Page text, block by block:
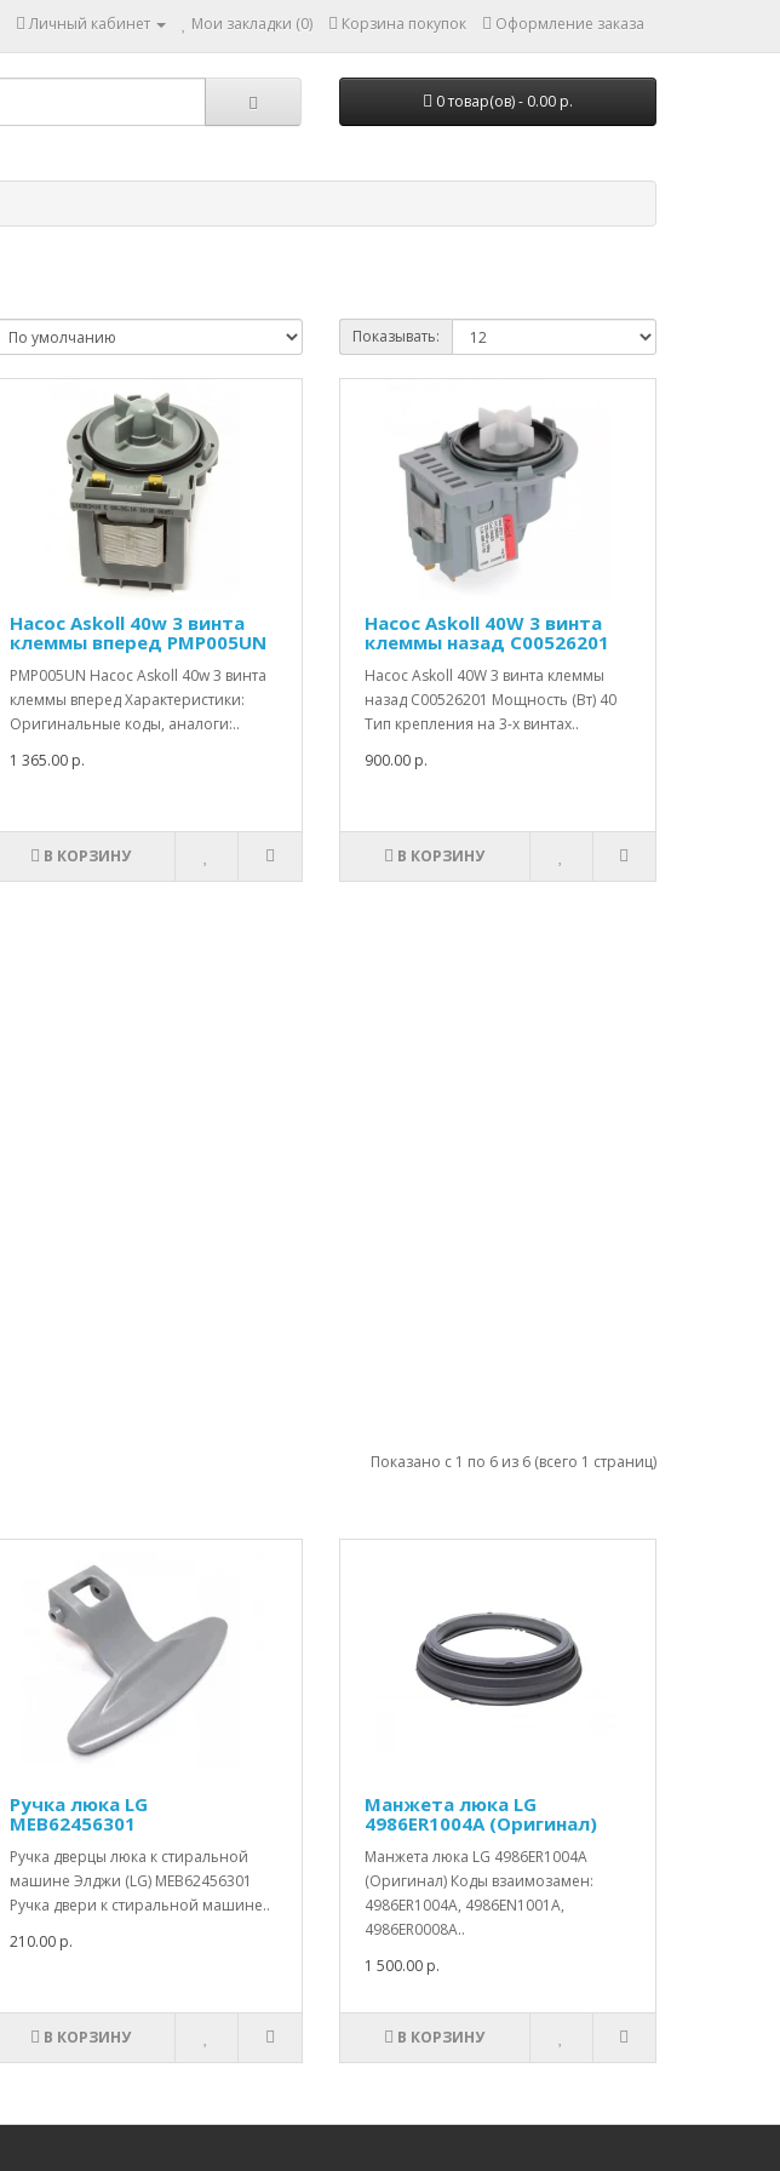
Личный кабинет Мои закладки (0) Корзина покупок Оформление заказа
0 товар(ов) - 0.00 р.
Показывать:
Насос Askoll 40w 3 винта
клеммы вперед PMP005UN
PMP005UN Насос Askoll 40w 3 винта
клеммы вперед Характеристики:
Оригинальные коды, аналоги:..
1 365.00 р.
В КОРЗИНУ
Насос Askoll 40W 3 винта
клеммы назад C00526201
Насос Askoll 40W 3 винта клеммы
назад C00526201 Мощность (Вт) 40
Тип крепления на 3-х винтах..
900.00 р.
В КОРЗИНУ
Показано с 1 по 6 из 6 (всего 1 страниц)
Ручка люка LG
MEB62456301
Ручка дверцы люка к стиральной
машине Элджи (LG) MEB62456301
Ручка двери к стиральной машине..
210.00 р.
В КОРЗИНУ
Манжета люка LG
4986ER1004A (Оригинал)
Манжета люка LG 4986ER1004A
(Оригинал) Коды взаимозамен:
4986ER1004A, 4986EN1001A,
4986ER0008A..
1 500.00 р.
В КОРЗИНУ